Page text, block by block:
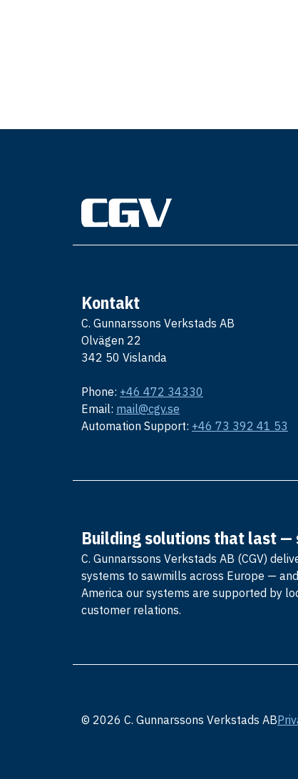
Kontakt
C. Gunnarssons Verkstads AB
Olvägen 22
342 50 Vislanda
Phone: +46 472 34330
Email: mail@cgv.se
Automation Support: +46 73 392 41 53
Building solutions that last —
C. Gunnarssons Verkstads AB (CGV)
systems to sawmills across Europe —
America our systems are supported by
customer relations.
© 2026 C. Gunnarssons Verkstads AB